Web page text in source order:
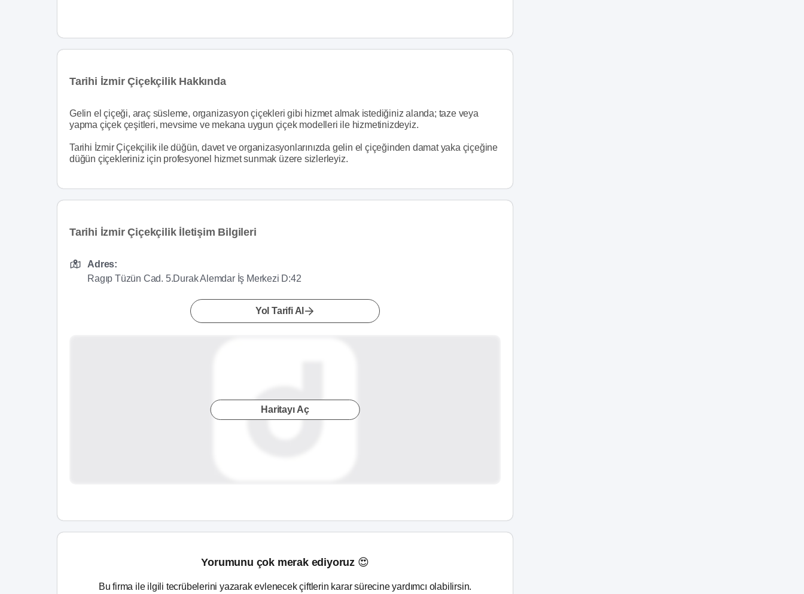
Tarihi İzmir Çiçekçilik Hakkında
Gelin el çiçeği, araç süsleme, organizasyon çiçekleri gibi hizmet almak istediğiniz alanda; taze veya
yapma çiçek çeşitleri, mevsime ve mekana uygun çiçek modelleri ile hizmetinizdeyiz.
Tarihi İzmir Çiçekçilik ile düğün, davet ve organizasyonlarınızda gelin el çiçeğinden damat yaka çiçeğine
düğün çiçekleriniz için profesyonel hizmet sunmak üzere sizlerleyiz.
Tarihi İzmir Çiçekçilik İletişim Bilgileri
Adres:
Ragıp Tüzün Cad. 5.Durak Alemdar İş Merkezi D:42
Yol Tarifi Al
Haritayı Aç
Yorumunu çok merak ediyoruz 😍
Bu firma ile ilgili tecrübelerini yazarak evlenecek çiftlerin karar sürecine yardımcı olabilirsin.